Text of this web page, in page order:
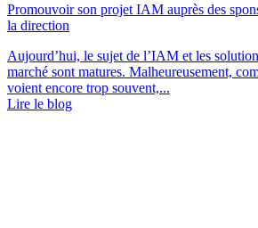
Promouvoir son projet IAM auprès des
la direction
Aujourd’hui, le sujet de l’IAM et les
marché sont matures. Malheureusement,
voient encore trop souvent,...
Lire le blog